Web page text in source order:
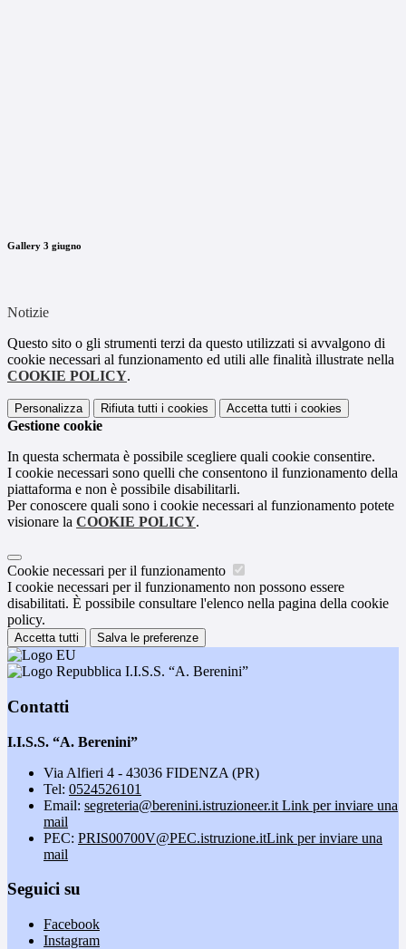
Gallery 3 giugno
Notizie
Questo sito o gli strumenti terzi da questo utilizzati si avvalgono di
cookie necessari al funzionamento ed utili alle finalità illustrate nella
COOKIE POLICY.
Personalizza Rifiuta tutti i cookies Accetta tutti i cookies
Gestione cookie
In questa schermata è possibile scegliere quali cookie consentire.
I cookie necessari sono quelli che consentono il funzionamento della
piattaforma e non è possibile disabilitarli.
Per conoscere quali sono i cookie necessari al funzionamento potete
visionare la COOKIE POLICY.
Cookie necessari per il funzionamento
I cookie necessari per il funzionamento non possono essere
disabilitati. È possibile consultare l'elenco nella pagina della cookie
policy.
Accetta tutti Salva le preferenze
I.I.S.S. “A. Berenini”
Contatti
I.I.S.S. “A. Berenini”
Via Alfieri 4 - 43036 FIDENZA (PR)
Tel: 0524526101
Email: segreteria@berenini.istruzioneer.it Link per inviare una
mail
PEC: PRIS00700V@PEC.istruzione.itLink per inviare una
mail
Seguici su
Facebook
Instagram